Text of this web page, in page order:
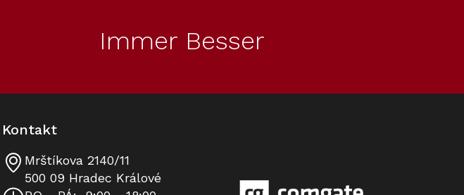
Immer Besser
Kontakt
Mrštíkova 2140/11
500 09 Hradec Králové